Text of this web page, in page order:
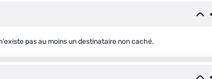
pas au moins un destinataire non caché.